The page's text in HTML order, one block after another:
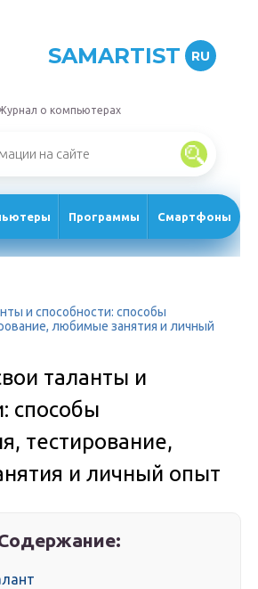
SAMARTIST RU
о компьютерах
Программы Смартфоны
и способности: способы
любимые занятия и личный
таланты и
способы
тестирование,
и личный опыт